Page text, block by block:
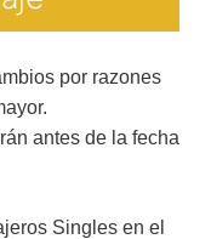
por razones
antes de la fecha
Singles en el